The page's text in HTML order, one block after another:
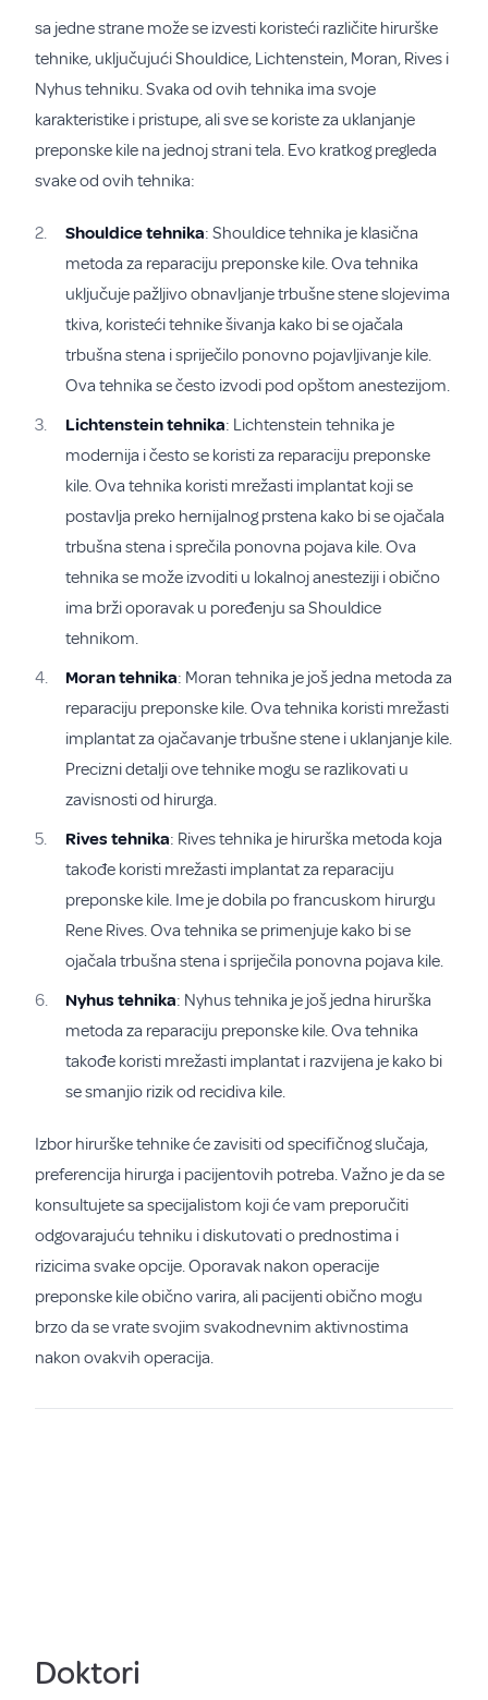
sa jedne strane može se izvesti koristeći različite hirurške
tehnike, uključujući Shouldice, Lichtenstein, Moran, Rives i
Nyhus tehniku. Svaka od ovih tehnika ima svoje
karakteristike i pristupe, ali sve se koriste za uklanjanje
preponske kile na jednoj strani tela. Evo kratkog pregleda
svake od ovih tehnika:
Shouldice tehnika: Shouldice tehnika je klasična
metoda za reparaciju preponske kile. Ova tehnika
uključuje pažljivo obnavljanje trbušne stene slojevima
tkiva, koristeći tehnike šivanja kako bi se ojačala
trbušna stena i spriječilo ponovno pojavljivanje kile.
Ova tehnika se često izvodi pod opštom anestezijom.
Lichtenstein tehnika: Lichtenstein tehnika je
modernija i često se koristi za reparaciju preponske
kile. Ova tehnika koristi mrežasti implantat koji se
postavlja preko hernijalnog prstena kako bi se ojačala
trbušna stena i sprečila ponovna pojava kile. Ova
tehnika se može izvoditi u lokalnoj anesteziji i obično
ima brži oporavak u poređenju sa Shouldice
tehnikom.
Moran tehnika: Moran tehnika je još jedna metoda za
reparaciju preponske kile. Ova tehnika koristi mrežasti
implantat za ojačavanje trbušne stene i uklanjanje kile.
Precizni detalji ove tehnike mogu se razlikovati u
zavisnosti od hirurga.
Rives tehnika: Rives tehnika je hirurška metoda koja
takođe koristi mrežasti implantat za reparaciju
preponske kile. Ime je dobila po francuskom hirurgu
Rene Rives. Ova tehnika se primenjuje kako bi se
ojačala trbušna stena i spriječila ponovna pojava kile.
Nyhus tehnika: Nyhus tehnika je još jedna hirurška
metoda za reparaciju preponske kile. Ova tehnika
takođe koristi mrežasti implantat i razvijena je kako bi
se smanjio rizik od recidiva kile.
Izbor hirurške tehnike će zavisiti od specifičnog slučaja,
preferencija hirurga i pacijentovih potreba. Važno je da se
konsultujete sa specijalistom koji će vam preporučiti
odgovarajuću tehniku i diskutovati o prednostima i
rizicima svake opcije. Oporavak nakon operacije
preponske kile obično varira, ali pacijenti obično mogu
brzo da se vrate svojim svakodnevnim aktivnostima
nakon ovakvih operacija.
Doktori